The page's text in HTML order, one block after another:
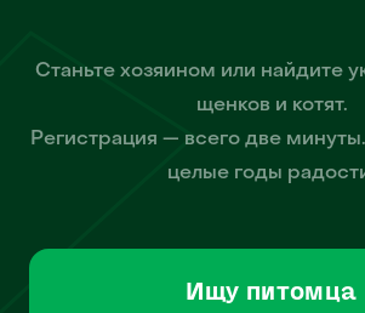
Станьте хозяином или найдите
щенков и котят.
Регистрация — всего две
целые годы
Ищу питомца